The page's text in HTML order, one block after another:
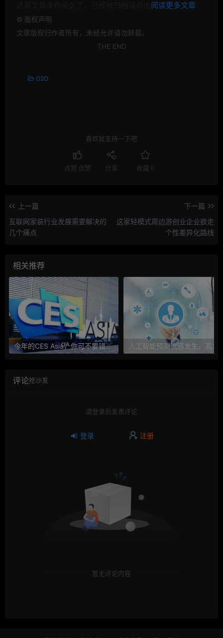
阅读更多文章
© 版权声明
文章版权归作者所有，未经允许请勿转载。
THE END
O2O
喜欢就支持一下吧
点赞 点赞 分享 收藏 0
上一篇
互联网家装行业发展需要解决的
几个痛点
下一篇
这家轻模式周边游创业企业欲走
个性差异化路线
相关推荐
今年的CES Asia，你可不要错过这些自动驾驶看点
评论抢沙发
请登录后发表评论
登录 注册
暂无评论内容